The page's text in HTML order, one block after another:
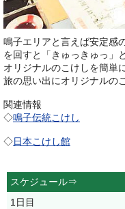
鳴子エリアと言えば安定感
を回すと「きゅっきゅっ」
オリジナルのこけしを簡単
旅の思い出にオリジナルの
関連情報
◇鳴子伝統こけし
◇日本こけし館
スケジュール⇒
1日目